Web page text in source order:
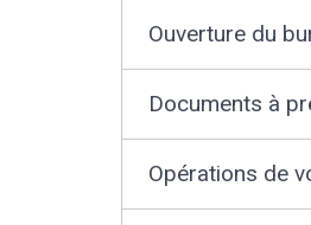
Ouverture du
Documents à
Opérations de